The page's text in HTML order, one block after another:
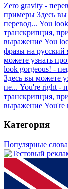
Zero gravity -
примеры Здесь
перевод... You
транскрипция,
выражение You
фразы на
можете узнать
look gorgeous! -
Здесь вы можете
пе... You're right -
транскрипция,
выражение You're
Категория
Популярные слова